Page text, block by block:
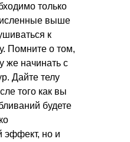
только
выше
к
Помните о том,
же начинать с
Дайте телу
того как вы
будете
эффект, но и